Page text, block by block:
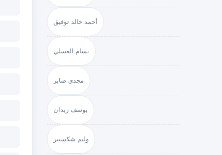
أحمد خالد توفيق
بسام العسلي
مجدي صابر
يوسف زيدان
وليم شكسبير